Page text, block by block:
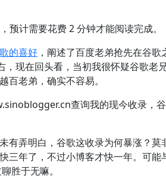
预计需要花费 2 分钟才能阅读完成。
的喜好 ，阐述了百度老弟抢先在谷
，现在回头看，当初我很怀疑谷歌老
百老弟，确实不容易。
查询我的现今收录，
有弄明白，谷歌这收录为何暴涨？
三年了，不过小博客才快一年。可
胜于无嘛。